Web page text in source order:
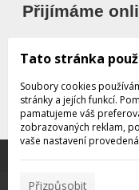
Přijímáme
Děkujeme za
pomáhají poskytovat
Tato stránka
Soubory cookies
stránky a jejích funkcí.
pamatujeme váš
zobrazovaných reklam,
vaše nastavení
Přizpůsobit